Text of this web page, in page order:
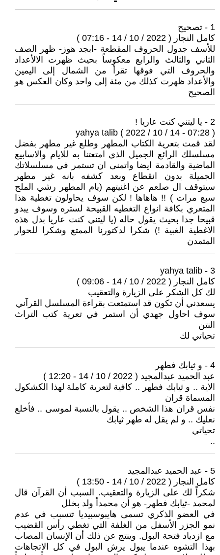
1 - تصحيح
كامل النجار ( 2022 / 10 / 14 - 07:16 )
للأسف جدول الحروف المقطعة -ابجد هوز- ظهر الصف
الثاني والثالث والرابع معكوساً بحيث ظهرت الالأعداد
والحروف التي فوقها تقرأ من الشمال إلى اليمين
والأعداد ظهرت كذلك من مئة إلى واحد وكان العكس هو
الصحيح
2 - يا ليتني كنت عاريا !
yahya talib ( 2022 / 10 / 14 - 07:28 )
لقد قمت بتعرية الكتاب المطهر وطلع غير مطهر بفضل
مسلسلك الرائع الجميل الذي امتعتنا به للايام والاسابيع
الماضية والقادمة ايضا واتمنى ان تستمر في مسلسلاتك
الجميلة بدون انقطاع وبعد كشفه بانه غير مطهر
سيتوقف ال صلعم عن اغنيتهم (يام المطهر رشي الملح
سبع مرات ) !! هاهاها ! لكن سوف يحاولون تغطية هذا
المتعري بكافة انواع التغطيه القبيحة لستره وسوف يبدو
قبيحا جدا بحيث يقول حاله (يا ليتني كنت عاريا بدل هذه
الاغطية الغبية !) شكرا لدكتورنا الممتع وشكرا للحوار
المتمدن
3 - yahya talib
كامل النجار ( 2022 / 10 / 14 - 09:06 )
لك كل الشكر على الزيارة والتعقيب
يسعدني أن تكون قد استمتعت بقراءة المسلسل القرآني
سوف احاول جهدي أن استمر في تعرية كتب التراث
النتن
تحياتي لك
4 - و ثيابك فطهر
عبد الحميد عبدالمجيد ( 2022 / 10 / 14 - 12:20 )
الاية .. و ثيابك فطهر .. كافية لتعرية كاملة لهذا الكشكول
المسماة قران
نفس قران هذا الشخص .. يقول بالنسبة لموسى .. فأخلع
نعليك .. و لم يقل له طهر ثيابك
تحياتي
..
5 - عبد الحميد عبدالمجيد
كامل النجار ( 2022 / 10 / 14 - 13:50 )
شكراً لك على الزيارة والتعقيب. السبب أن القرآن قال
لمحمد -ثيابك فطهر- هو أن محمداً ولد بخلل
في العضو الذكري تسمى هايبوسبيديا تتسبب في عدم
نمو الجزر الأسفل من الغلفة التي تغطي رأس القضيب
مع ازدياد فتحة البول. وينتج عن ذلك أن الإنسان المصاب
بهذا التشوه عندما يبول يرش البول في كل الاتجاهات